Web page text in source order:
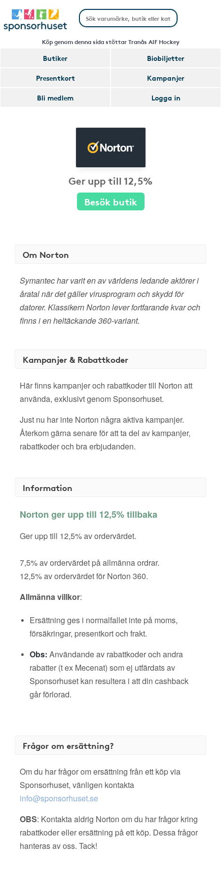
Köp genom denna sida stöttar Tranås AIF Hockey
Butiker
Biobiljetter
Presentkort
Kampanjer
Bli medlem
Logga in
Ger upp till 12,5%
Besök butik
Om Norton
Symantec har varit en av världens ledande aktörer i
åratal när det gäller virusprogram och skydd för
datorer. Klassikern Norton lever fortfarande kvar och
finns i en heltäckande 360-variant.
Kampanjer & Rabattkoder
Här finns kampanjer och rabattkoder till Norton att
använda, exklusivt genom Sponsorhuset.
Just nu har inte Norton några aktiva kampanjer.
Återkom gärna senare för att ta del av kampanjer,
rabattkoder och bra erbjudanden.
Information
Norton ger upp till 12,5% tillbaka
Ger upp till 12,5% av ordervärdet.
7,5% av ordervärdet på allmänna ordrar.
12,5% av ordervärdet för Norton 360.
Allmänna villkor:
Ersättning ges i normalfallet inte på moms,
försäkringar, presentkort och frakt.
Obs: Användande av rabattkoder och andra
rabatter (t ex Mecenat) som ej utfärdats av
Sponsorhuset kan resultera i att din cashback
går förlorad.
Frågor om ersättning?
Om du har frågor om ersättning från ett köp via
Sponsorhuset, vänligen kontakta
info@sponsorhuset.se
OBS: Kontakta aldrig Norton om du har frågor kring
rabattkoder eller ersättning på ett köp. Dessa frågor
hanteras av oss. Tack!